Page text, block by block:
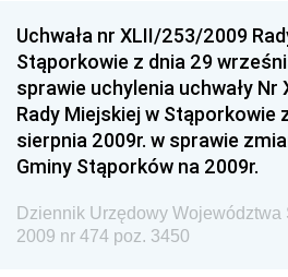
Dziennik Urzędowy Ministra
Dziennik Urzędowy Ministra
Regionalnej
Dziennik Urzędowy Ministra
Dziennik Urzędowy Ministra
Dziennik Urzędowy Ministra
Inspektora Ochrony Środowiska
Uchwała nr XLII/253/2009
Stąporkowie z dnia 29
sprawie uchylenia uchwały
Rady Miejskiej w Stąporkowie
sierpnia 2009r. w sprawie
Gminy Stąporków na 2009r.
Dziennik Urzędowy
2009 nr 474 poz. 3450